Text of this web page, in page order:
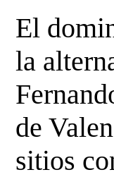
El
la
de
sitios